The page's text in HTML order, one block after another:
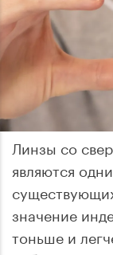
Линзы со
являются
значение
тоньше и